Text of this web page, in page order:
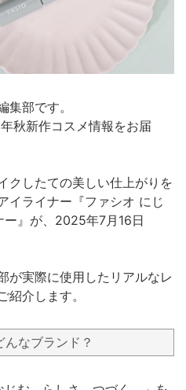
集部です。
秋新作コスメ情報をお届
クしたての美しい仕上がりを
イライナー『ファシオ にじ
ー』が、2025年7月16日
が実際に使用したリアルなレ
紹介します。
んなブランド？